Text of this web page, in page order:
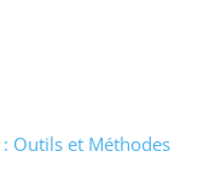
Outils et Méthodes